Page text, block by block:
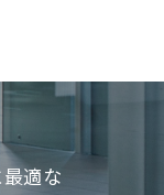
適な